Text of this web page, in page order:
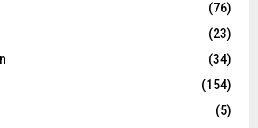
(76)
(23)
(34)
(154)
(5)